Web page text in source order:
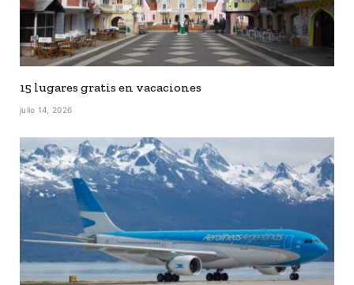
15 lugares gratis en vacaciones
julio 14, 2026